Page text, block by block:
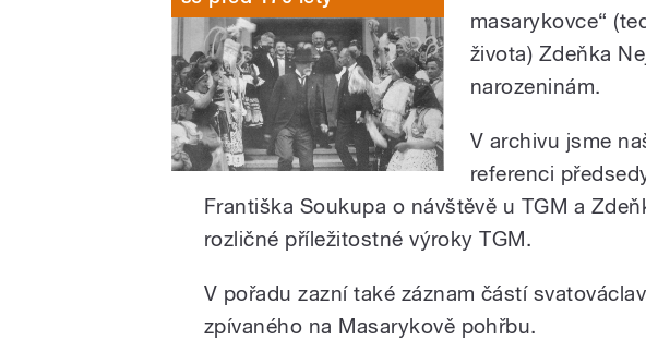
masarykovce“
života) Zdeňka
narozeninám.
V archivu jsme
referenci
Františka Soukupa o návštěvě u TGM a
rozličné příležitostné výroky TGM.
V pořadu zazní také záznam částí
zpívaného na Masarykově pohřbu.